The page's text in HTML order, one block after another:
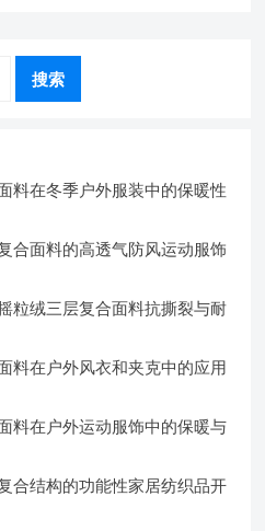
搜索
料在冬季户外服装中的保暖性
合面料的高透气防风运动服饰
粒绒三层复合面料抗撕裂与耐
料在户外风衣和夹克中的应用
料在户外运动服饰中的保暖与
合结构的功能性家居纺织品开